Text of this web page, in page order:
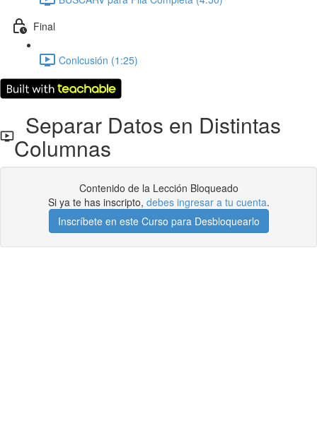
Final
Conlcusión (1:25)
Separar Datos en Distintas
Columnas
Contenido de la Lección Bloqueado
Si ya te has inscripto, debes ingresar a tu cuenta.
Inscríbete en este Curso para Desbloquearlo